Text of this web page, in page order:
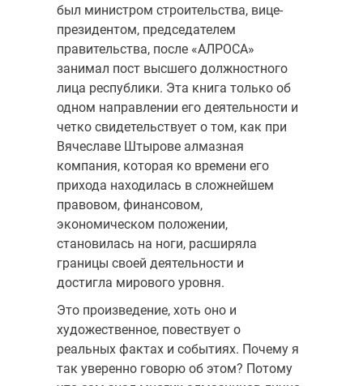
был министром строительства, вице-
президентом, председателем
правительства, после «АЛРОСА»
занимал пост высшего должностного
лица республики. Эта книга только об
одном направлении его деятельности и
четко свидетельствует о том, как при
Вячеславе Штырове алмазная
компания, которая ко времени его
прихода находилась в сложнейшем
правовом, финансовом,
экономическом положении,
становилась на ноги, расширяла
границы своей деятельности и
достигла мирового уровня.
Это произведение, хоть оно и
художественное, повествует о
реальных фактах и событиях. Почему я
так уверенно говорю об этом? Потому